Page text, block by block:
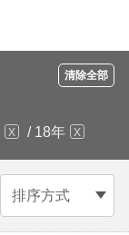
清除全部
/ 18年
排序方式